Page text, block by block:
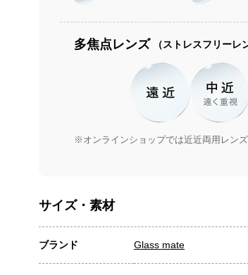
サイズ・素材
ブランド Glass mate
多焦点レンズ （ストレスフリーレ
※オンラインショップでは近近両用レン